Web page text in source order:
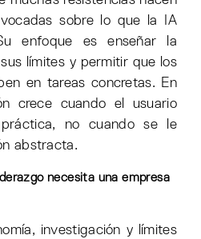
sobre lo que la IA
enfoque es enseñar la
límites y permitir que los
en tareas concretas. En
crece cuando el usuario
no cuando se le
abstracta.
necesita una empresa
investigación y límites